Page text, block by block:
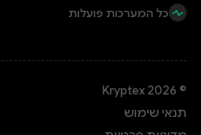
כל המערכות פועלות
© Kryptex 2026
תנאי שימוש